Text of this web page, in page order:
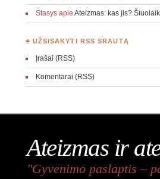
Stasysapie Ateizmas: kas jis?
♣ UŽSISAKYTI RSS SRAUTĄ
Įrašai (RSS)
Komentarai (RSS)
Ateizmas ir
"Gyvenimo paslaptis –